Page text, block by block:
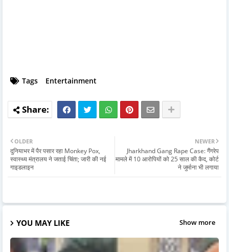
Tags Entertainment
NEWER
Jharkhand Gang Rape Case: गैंगरेप
मामले में 10 आरोपियों को 25 साल की कैद, कोर्ट
ने जुर्माना भी लगाया
OLDER
दुनियाभर में पैर पसार रहा Monkey Pox,
स्वास्थ्य मंत्रालय ने जताई चिंता; जारी की नई
गाइडलाइन
YOU MAY LIKE Show more